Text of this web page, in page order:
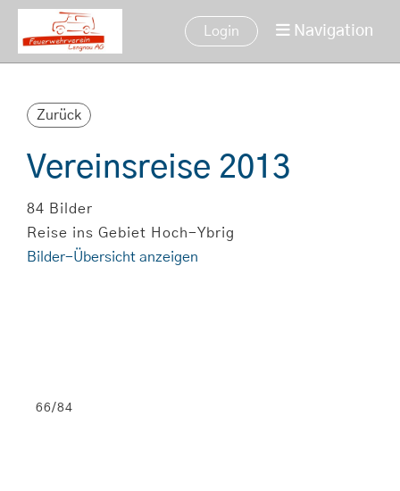
Login Navigation
Zurück
Vereinsreise 2013
84 Bilder
Reise ins Gebiet Hoch-Ybrig
Bilder-Übersicht anzeigen